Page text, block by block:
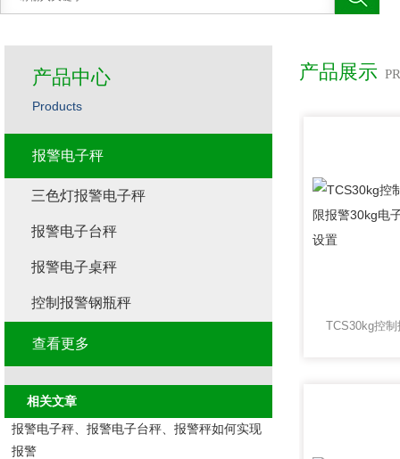
产品展示
产品中心
Products
报警电子秤
三色灯报警电子秤
报警电子台秤
报警电子桌秤
控制报警钢瓶秤
查看更多
相关文章
报警电子秤、报警电子台秤、报警秤如何实现
报警